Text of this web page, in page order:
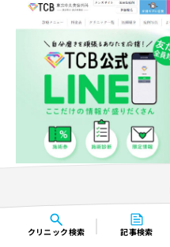
クリニック検索 記事検索
※引用：
基本情報（アクセス、